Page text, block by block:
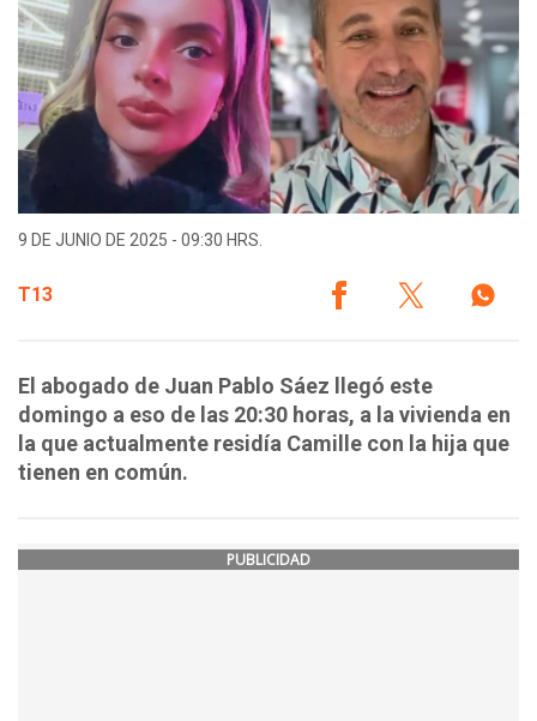
9 DE JUNIO DE 2025 - 09:30 HRS.
T13
El abogado de Juan Pablo Sáez llegó este
domingo a eso de las 20:30 horas, a la vivienda en
la que actualmente residía Camille con la hija que
tienen en común.
PUBLICIDAD